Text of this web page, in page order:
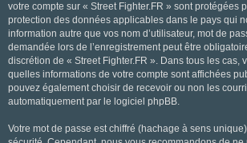
votre compte sur « Street Fighter.FR » sont protégées
protection des données applicables dans le pays qui
information autre que vos nom d’utilisateur, mot de
demandée lors de l’enregistrement peut être
discrétion de « Street Fighter.FR ». Dans tous les cas,
quelles informations de votre compte sont affichées
pouvez également choisir de recevoir ou non les
automatiquement par le logiciel phpBB.
Votre mot de passe est chiffré (hachage à sens